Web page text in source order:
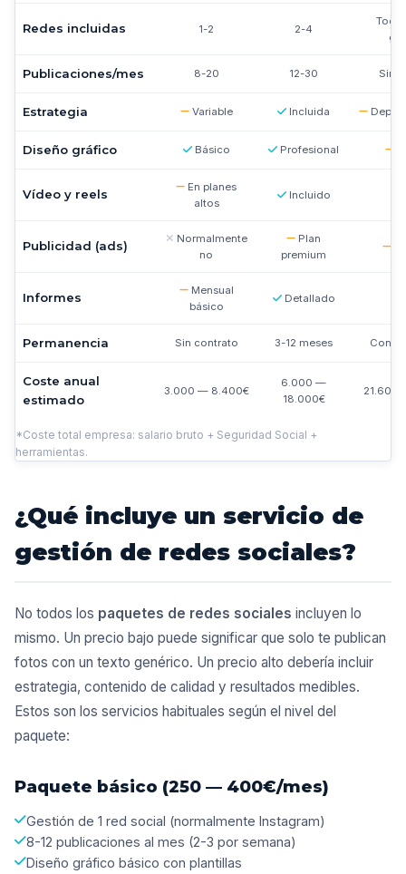
Redes incluidas 1-2 2-4
Publicaciones/mes 8-20 12-30 Sin
Estrategia Variable Incluida
Diseño gráfico Básico Profesional
Vídeo y reels
En planes
altos
Incluido
Publicidad (ads)
Normalmente
no
Plan
premium
Informes
Mensual
básico
Detallado
Permanencia Sin contrato 3-12 meses
Coste anual
estimado
3.000 — 8.400€
6.000 —
18.000€
21.600
*Coste total empresa: salario bruto + Seguridad Social +
herramientas.
¿Qué incluye un servicio de
gestión de redes sociales?
No todos los paquetes de redes sociales incluyen lo
mismo. Un precio bajo puede significar que solo te publican
fotos con un texto genérico. Un precio alto debería incluir
estrategia, contenido de calidad y resultados medibles.
Estos son los servicios habituales según el nivel del
paquete:
Paquete básico (250 — 400€/mes)
Gestión de 1 red social (normalmente Instagram)
8-12 publicaciones al mes (2-3 por semana)
Diseño gráfico básico con plantillas